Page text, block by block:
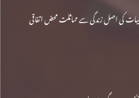
کی اصل زندگی سے مماثلت محض اتفاقی